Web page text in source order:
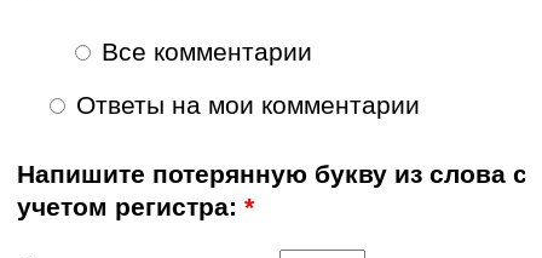
Все комментарии
Ответы на мои комментарии
Напишите потерянную букву из слова с
учетом регистра:*